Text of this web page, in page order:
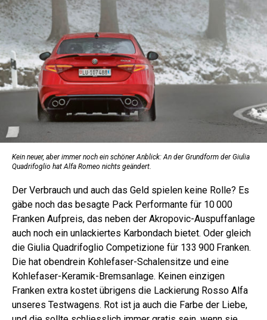
Kein neuer, aber immer noch ein schöner Anblick: An der Grundform der Giulia
Quadrifoglio hat Alfa Romeo nichts geändert.
Der Verbrauch und auch das Geld spielen keine Rolle? Es
gäbe noch das besagte Pack Performante für 10 000
Franken Aufpreis, das neben der Akropovic-Auspuffanlage
auch noch ein unlackier­tes Karbondach bietet. Oder gleich
die Giulia Quadrifoglio Competizione für 133 900 Franken.
Die hat obendrein Kohlefaser-Schalensitze und eine
Kohlefaser-Keramik-Bremsanlage. Keinen einzigen
Franken extra kostet übrigens die Lackierung Rosso Alfa
unseres Testwagens. Rot ist ja auch die Farbe der Liebe,